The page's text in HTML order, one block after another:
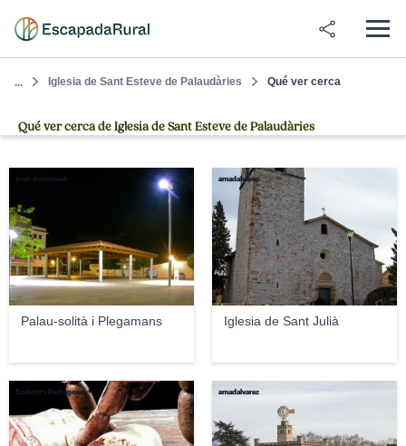
... Iglesia de Sant Esteve de Palaudàries Qué ver cerca
Qué ver cerca de Iglesia de Sant Esteve de Palaudàries
Palau-solità i Plegamans
jordi domènech
Iglesia de Sant Julià
amadalvarez
Embotits Pedragosa amadalvarez